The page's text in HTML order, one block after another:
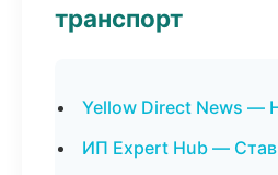
транспорт
Yellow Direct News —
ИП Expert Hub —